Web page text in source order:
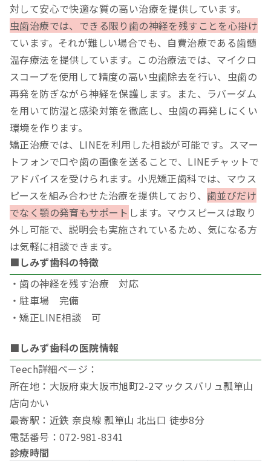
対して安心で快適な質の高い治療を提供しています。
虫歯治療では、できる限り歯の神経を残すことを心掛け
ています。それが難しい場合でも、自費治療である歯髄
温存療法を提供しています。この治療法では、マイクロ
スコープを使用して精度の高い虫歯除去を行い、虫歯の
再発を防ぎながら神経を保護します。また、ラバーダム
を用いて防湿と感染対策を徹底し、虫歯の再発しにくい
環境を作ります。
矯正治療では、LINEを利用した相談が可能です。スマー
トフォンで口や歯の画像を送ることで、LINEチャットで
アドバイスを受けられます。小児矯正歯科では、マウス
ピースを組み合わせた治療を提供しており、 歯並びだけ
でなく顎の発育もサポート します。マウスピースは取り
外し可能で、説明会も実施されているため、気になる方
は気軽に相談できます。
■しみず歯科の特徴
・歯の神経を残す治療 対応
・駐車場 完備
・矯正LINE相談 可
■しみず歯科の医院情報
Teech詳細ページ：
所在地：大阪府東大阪市旭町2-2マックスバリュ瓢箪山
店向かい
最寄駅：近鉄 奈良線 瓢箪山 北出口 徒歩8分
電話番号：072-981-8341
診療時間